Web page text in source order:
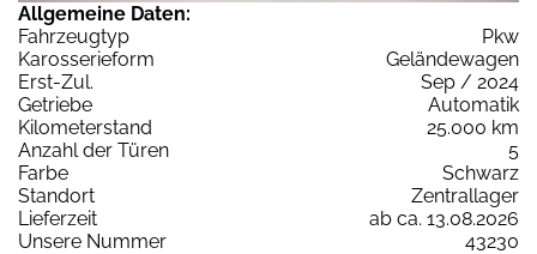
Allgemeine Daten:
Fahrzeugtyp
Pkw
Karosserieform
Geländewagen
Erst-Zul.
Sep / 2024
Getriebe
Automatik
Kilometerstand
25.000 km
Anzahl der Türen
5
Farbe
Schwarz
Standort
Zentrallager
Lieferzeit
ab ca. 13.08.2026
Unsere Nummer
43230